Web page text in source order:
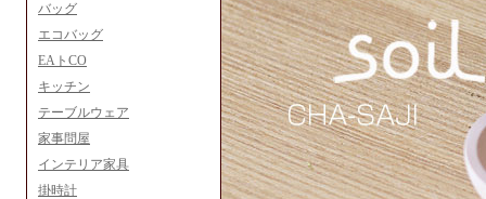
バッグ
エコバッグ
EAトCO
キッチン
テーブルウェア
家事問屋
インテリア家具
掛時計